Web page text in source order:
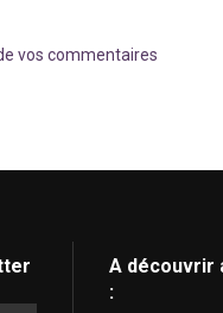
vos commentaires
A découvrir
: